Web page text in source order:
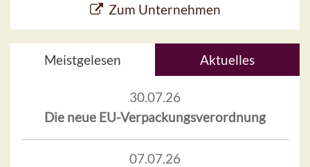
Zum Unternehmen
Meistgelesen Aktuelles
30.07.26
Die neue EU-Verpackungsverordnung
07.07.26